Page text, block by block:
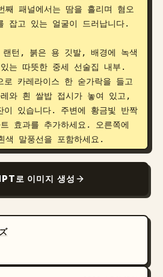
패널에서는 땀을 흘리며 혐오
잡고 있는 얼굴이 드러납니다.
턴, 붉은 용 깃발, 배경에 녹색
는 따뜻한 중세 선술집 내부.
로 카레라이스 한 숟가락을 들고
와 흰 쌀밥 접시가 놓여 있고,
이 있습니다. 주변에 황금빛 반짝
효과를 추가하세요. 오른쪽에
색 말풍선을 포함하세요.
경. 기사가 다른 쪽 건틀릿으로
소스가 얹힌 유리컵 속 커스터드
기입니다. 왼쪽에 정확히 5개의
직으로 쌓아 포함하세요.
적인 빗금이 들어간 어두운 청
로 이미지 생성